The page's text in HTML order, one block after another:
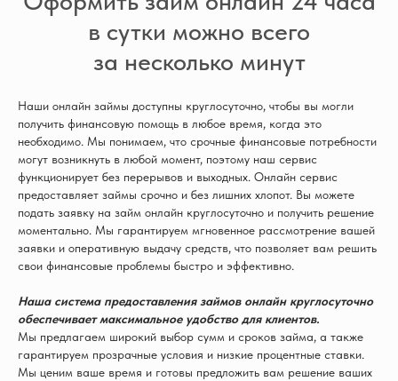
в сутки можно всего
за несколько минут
Наши онлайн займы доступны круглосуточно, чтобы вы могли
получить финансовую помощь в любое время, когда это
необходимо. Мы понимаем, что срочные финансовые потребности
могут возникнуть в любой момент, поэтому наш сервис
функционирует без перерывов и выходных. Онлайн сервис
предоставляет займы срочно и без лишних хлопот. Вы можете
подать заявку на займ онлайн круглосуточно и получить решение
моментально. Мы гарантируем мгновенное рассмотрение вашей
заявки и оперативную выдачу средств, что позволяет вам решить
свои финансовые проблемы быстро и эффективно.
Наша система предоставления займов онлайн круглосуточно
обеспечивает максимальное удобство для клиентов.
Мы предлагаем широкий выбор сумм и сроков займа, а также
гарантируем прозрачные условия и низкие процентные ставки.
Мы ценим ваше время и готовы предложить вам решение ваших